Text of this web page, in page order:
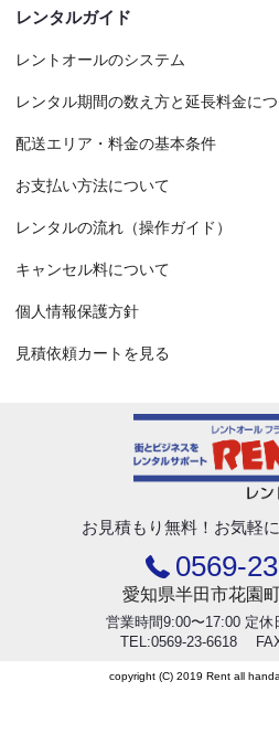
レンタルガイド
レントオールのシステム
レンタル期間の数え方と延長料金に
配送エリア・料金の基本条件
お支払い方法について
レンタルの流れ（操作ガイド）
キャンセル料について
個人情報保護方針
見積依頼カートを見る
お見積もり無料！ お気軽
0569-
愛知県半田市花園
営業時間9:00〜17:00 定休
TEL:0569-23-6618
copyright (C) 2019 Rent all